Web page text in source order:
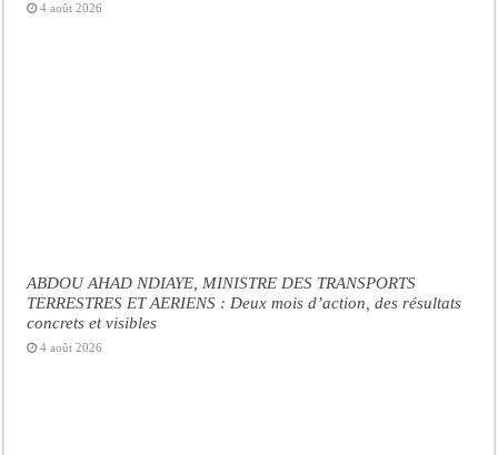
4 août 2026
ABDOU AHAD NDIAYE, MINISTRE DES TRANSPORTS
TERRESTRES ET AERIENS : Deux mois d’action, des résultats
concrets et visibles
4 août 2026